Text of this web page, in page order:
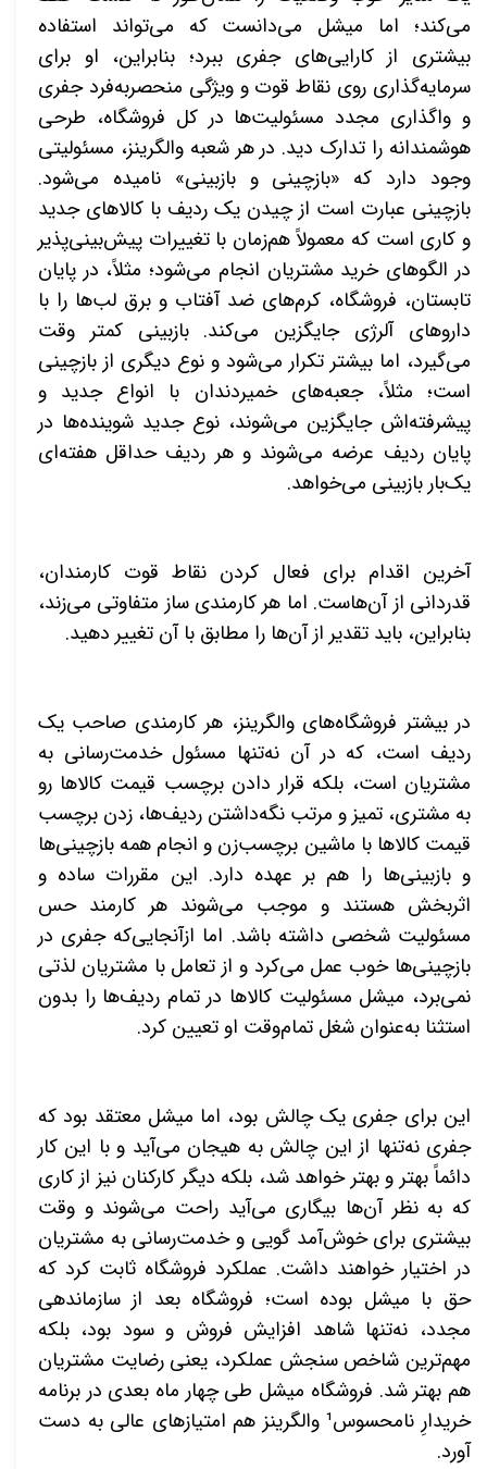
می‌کند؛ اما میشل می‌دانست که می‌تواند استفاده
بیشتری از کارایی‌های جفری ببرد؛ بنابراین، او برای
سرمایه‌گذاری روی نقاط قوت و ویژگی منحصربه‌فرد جفری
و واگذاری مجدد مسئولیت‌ها در کل فروشگاه، طرحی
هوشمندانه را تدارک دید. در هر شعبه والگرینز، مسئولیتی
وجود دارد که «باز‌چینی و بازبینی» نامیده می‌شود.
باز‌چینی عبارت است از چیدن یک ردیف با کالاهای جدید
و کاری است که معمولاً هم‌زمان با تغییرات پیش‌بینی‌پذیر
در الگوهای خرید مشتریان انجام می‌شود؛ مثلاً، در پایان
تابستان، فروشگاه، کرم‌های ضد آفتاب و برق لب‌ها را با
داروهای آلرژی جایگزین می‌کند. بازبینی کمتر وقت
می‌گیرد، اما بیشتر تکرار می‌شود و نوع دیگری از بازچینی
است؛ مثلاً، جعبه‌های خمیردندان با انواع جدید و
پیشرفته‌اش جایگزین می‌شوند، نوع جدید شوینده‌ها در
پایان ردیف عرضه می‌شوند و هر ردیف حداقل هفته‌ای
یک‌بار بازبینی می‌خواهد.
آخرین اقدام برای فعال کردن نقاط قوت کارمندان،
قدردانی از آن‌هاست. اما هر کارمندی ساز متفاوتی می‌زند،
بنابراین، باید تقدیر از آن‌ها را مطابق با آن تغییر دهید.
در بیشتر فروشگاه‌های والگرینز، هر کارمندی صاحب یک
ردیف است، که در آن نه‌تنها مسئول خدمت‌رسانی به
مشتریان است، بلکه قرار دادن برچسب قیمت کالاها رو
به مشتری، تمیز و مرتب نگه‌داشتن ردیف‌ها، زدن برچسب
قیمت کالاها با ماشین برچسب‌زن و انجام همه بازچینی‌ها
و بازبینی‌ها را هم بر عهده دارد. این مقررات ساده و
اثربخش هستند و موجب می‌شوند هر کارمند حس
مسئولیت شخصی داشته باشد. اما ازآنجایی‌که جفری در
باز‌چینی‌ها خوب عمل می‌کرد و از تعامل با مشتریان لذتی
نمی‌برد، میشل مسئولیت کالاها در تمام ردیف‌ها را بدون
استثنا به‌عنوان شغل تمام‌وقت او تعیین کرد.
این برای جفری یک چالش بود، اما میشل معتقد بود که
جفری نه‌تنها از این چالش به هیجان می‌آید و با این کار
دائماً بهتر و بهتر خواهد شد، بلکه دیگر کارکنان نیز از کاری
که به نظر آن‌ها بیگاری می‌آید راحت می‌شوند و وقت
بیشتری برای خوش‌آمد گویی و خدمت‌رسانی به مشتریان
در اختیار خواهند داشت. عملکرد فروشگاه ثابت کرد که
حق با میشل بوده است؛ فروشگاه بعد از سازماندهی
مجدد، نه‌تنها شاهد افزایش فروش و سود بود، بلکه
مهم‌ترین شاخص سنجش عملکرد، یعنی رضایت مشتریان
هم بهتر شد. فروشگاه میشل طی چهار ماه بعدی در برنامه
خریدارِ نامحسوس¹ والگرینز هم امتیازهای عالی به دست
آورد.